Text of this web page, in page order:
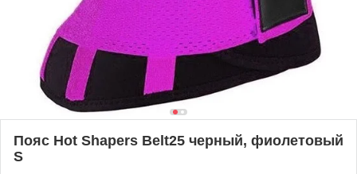
Пояс Hot Shapers Belt25 черный, фиолетовый
S